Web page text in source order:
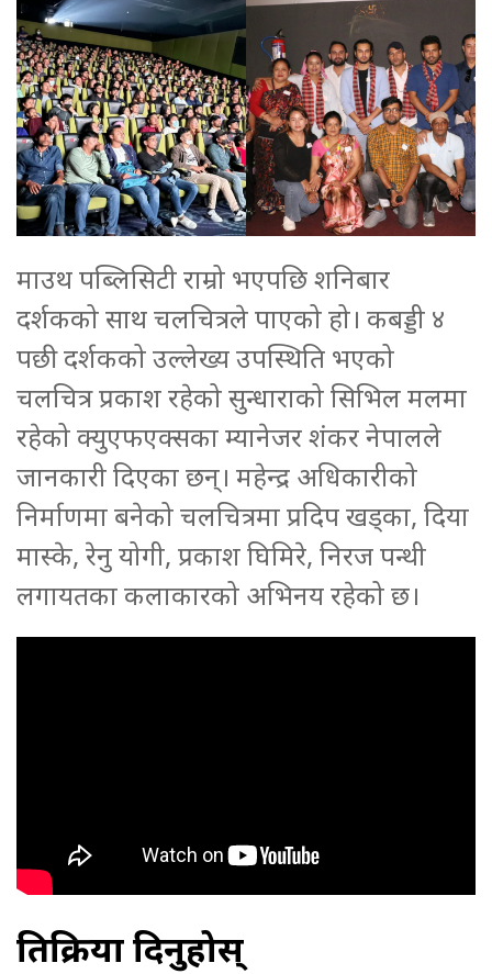
माउथ पब्लिसिटी राम्रो भएपछि शनिबार
दर्शकको साथ चलचित्रले पाएको हो। कबड्डी ४
पछी दर्शकको उल्लेख्य उपस्थिति भएको
चलचित्र प्रकाश रहेको सुन्धाराको सिभिल मलमा
रहेको क्युएफएक्सका म्यानेजर शंकर नेपालले
जानकारी दिएका छन्। महेन्द्र अधिकारीको
निर्माणमा बनेको चलचित्रमा प्रदिप खड्का, दिया
मास्के, रेनु योगी, प्रकाश घिमिरे, निरज पन्थी
लगायतका कलाकारको अभिनय रहेको छ।
प्रतिक्रिया दिनुहोस्